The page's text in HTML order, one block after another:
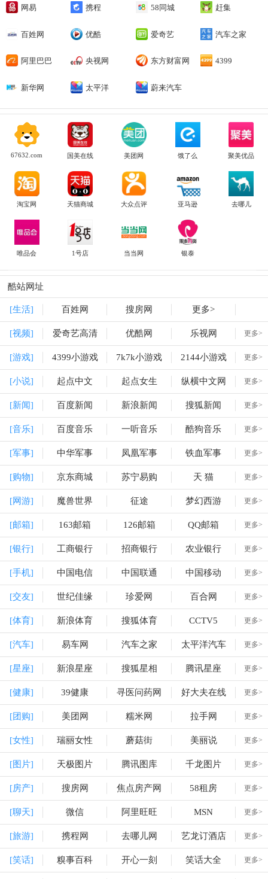
网易 携程 58同城 赶集
百姓网 优酷 爱奇艺 汽车之家
阿里巴巴 央视网 东方财富网 4399
新华网 太平洋 蔚来汽车
67632.com 国美在线 美团网 饿了么 聚美优品
淘宝网 天猫商城 大众点评 亚马逊 去哪儿
唯品会 1号店 当当网 银泰
酷站网址
[生活] 百姓网 搜房网 更多>
[视频] 爱奇艺高清 优酷网 乐视网 更多>
[游戏] 4399小游戏 7k7k小游戏 2144小游戏 更多>
[小说] 起点中文 起点女生 纵横中文网 更多>
[新闻] 百度新闻 新浪新闻 搜狐新闻 更多>
[音乐] 百度音乐 一听音乐 酷狗音乐 更多>
[军事] 中华军事 凤凰军事 铁血军事 更多>
[购物] 京东商城 苏宁易购 天 猫 更多>
[网游] 魔兽世界 征途 梦幻西游 更多>
[邮箱] 163邮箱 126邮箱 QQ邮箱 更多>
[银行] 工商银行 招商银行 农业银行 更多>
[手机] 中国电信 中国联通 中国移动 更多>
[交友] 世纪佳缘 珍爱网 百合网 更多>
[体育] 新浪体育 搜狐体育 CCTV5 更多>
[汽车] 易车网 汽车之家 太平洋汽车 更多>
[星座] 新浪星座 搜狐星相 腾讯星座 更多>
[健康] 39健康 寻医问药网 好大夫在线 更多>
[团购] 美团网 糯米网 拉手网 更多>
[女性] 瑞丽女性 蘑菇街 美丽说 更多>
[图片] 天极图片 腾讯图库 千龙图片 更多>
[房产] 搜房网 焦点房产网 58租房 更多>
[聊天] 微信 阿里旺旺 MSN 更多>
[旅游] 携程网 去哪儿网 艺龙订酒店 更多>
[笑话] 糗事百科 开心一刻 笑话大全 更多>